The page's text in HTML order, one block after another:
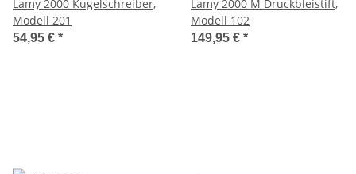
Lamy 2000 Kugelschreiber,
Modell 201
54,95 € *
Lamy 2000 M Druckbleistift,
Modell 102
149,95 € *